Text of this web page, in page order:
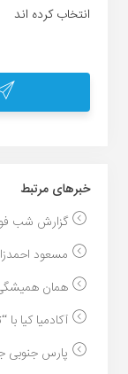
انتخاب کرده اند
خبر‌های مرتبط
گزارش شب
مسعود
همان همیشگی یا شاید 4 نفر
آکادمیا کیا
پارس جنوبی جم باید به